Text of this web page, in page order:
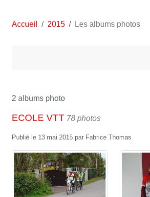
Accueil 2015 Les albums photos
2 albums photo
ECOLE VTT 78 photos
Publié le 13 mai 2015 par Fabrice Thomas